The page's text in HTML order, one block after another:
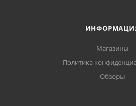
Магазины
Политика
Обзоры